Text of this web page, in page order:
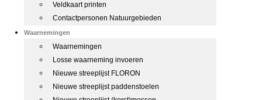
Veldkaart printen
Contactpersonen Natuurgebieden
Waarnemingen
Waarnemingen
Losse waarneming invoeren
Nieuwe streeplijst FLORON
Nieuwe streeplijst paddenstoelen